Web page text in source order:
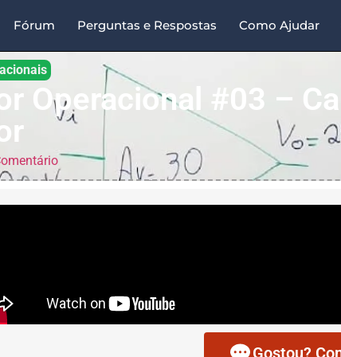
Fórum Perguntas e Respostas Como Ajudar
Operacional #03 –
Gostou?